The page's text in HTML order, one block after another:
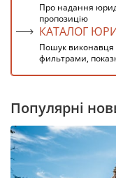
Про надання
пропозицію
КАТАЛОГ
Пошук виконавця
фильтрами,
Популярні